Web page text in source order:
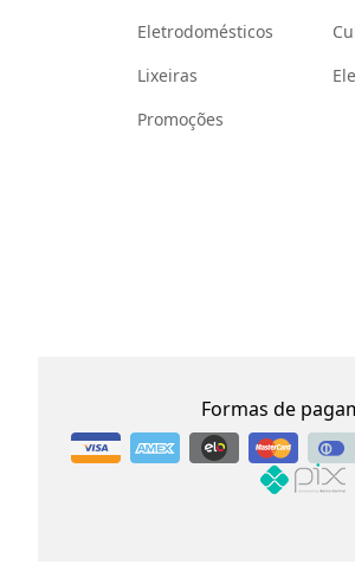
Eletrodomésticos
Lixeiras
Promoções
Formas de